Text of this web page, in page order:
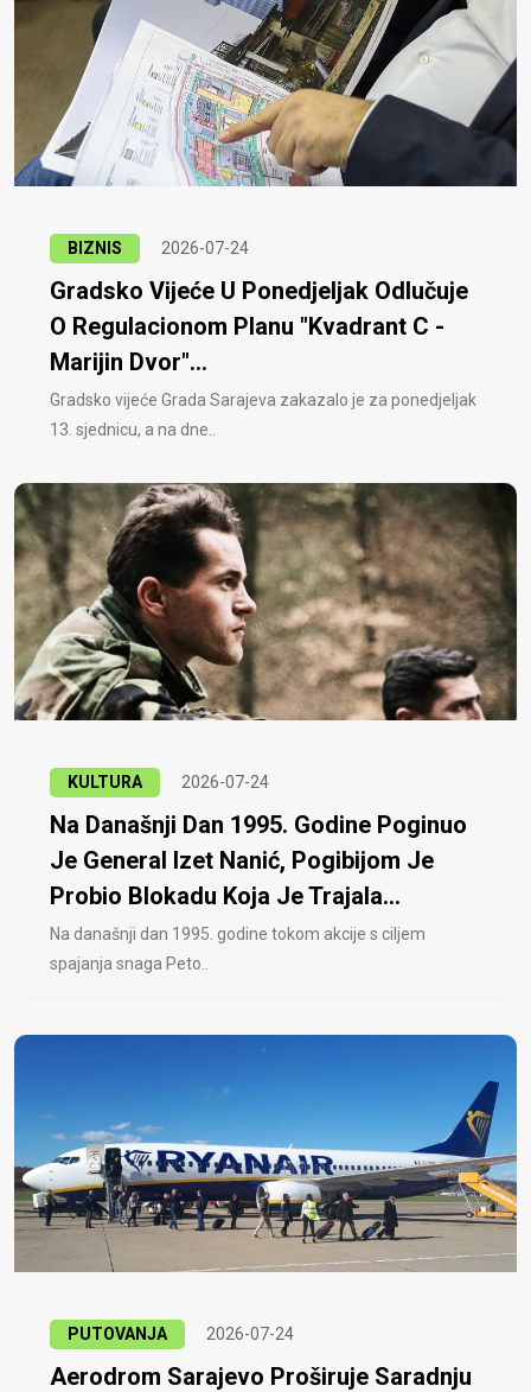
BIZNIS 2026-07-24
Gradsko Vijeće U Ponedjeljak Odlučuje
O Regulacionom Planu "Kvadrant C -
Marijin Dvor"...
Gradsko vijeće Grada Sarajeva zakazalo je za ponedjeljak
13. sjednicu, a na dne..
KULTURA 2026-07-24
Na Današnji Dan 1995. Godine Poginuo
Je General Izet Nanić, Pogibijom Je
Probio Blokadu Koja Je Trajala...
Na današnji dan 1995. godine tokom akcije s ciljem
spajanja snaga Peto..
PUTOVANJA 2026-07-24
Aerodrom Sarajevo Proširuje Saradnju